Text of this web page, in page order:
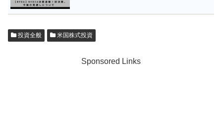
投資全般 米国株式投資
Sponsored Links